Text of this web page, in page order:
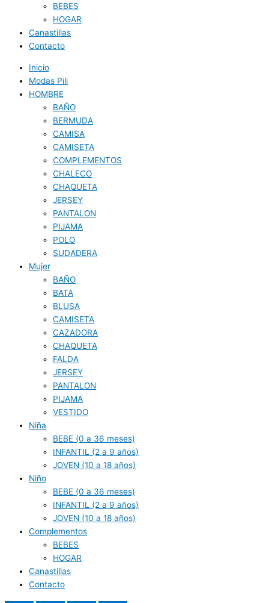
BEBES
HOGAR
Canastillas
Contacto
Inicio
Modas Pili
HOMBRE
BAÑO
BERMUDA
CAMISA
CAMISETA
COMPLEMENTOS
CHALECO
CHAQUETA
JERSEY
PANTALON
PIJAMA
POLO
SUDADERA
Mujer
BAÑO
BATA
BLUSA
CAMISETA
CAZADORA
CHAQUETA
FALDA
JERSEY
PANTALON
PIJAMA
VESTIDO
Niña
BEBE (0 a 36 meses)
INFANTIL (2 a 9 años)
JOVEN (10 a 18 años)
Niño
BEBE (0 a 36 meses)
INFANTIL (2 a 9 años)
JOVEN (10 a 18 años)
Complementos
BEBES
HOGAR
Canastillas
Contacto